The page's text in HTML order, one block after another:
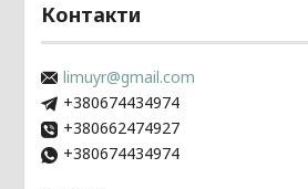
Контакти
limuyr@gmail.com
+380674434974
+380662474927
+380674434974